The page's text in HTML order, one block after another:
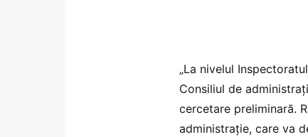
„La nivelul
Consiliul de
cercetare preliminară.
administrație, care va